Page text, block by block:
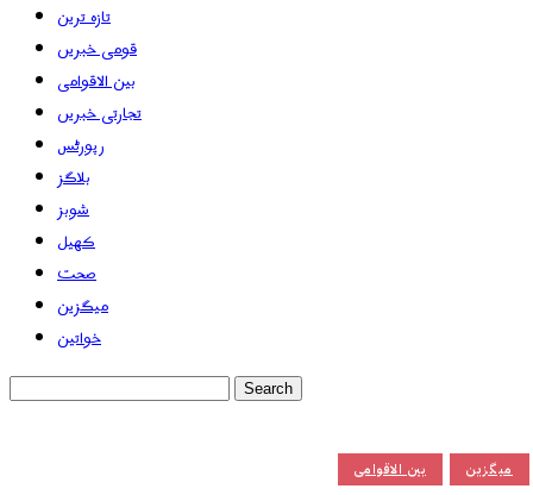
تازہ ترین
قومی خبریں
بین الاقوامی
تجارتی خبریں
رپورٹس
بلاگز
شوبز
کھیل
صحت
میگزین
خواتین
بین الاقوامی میگزین